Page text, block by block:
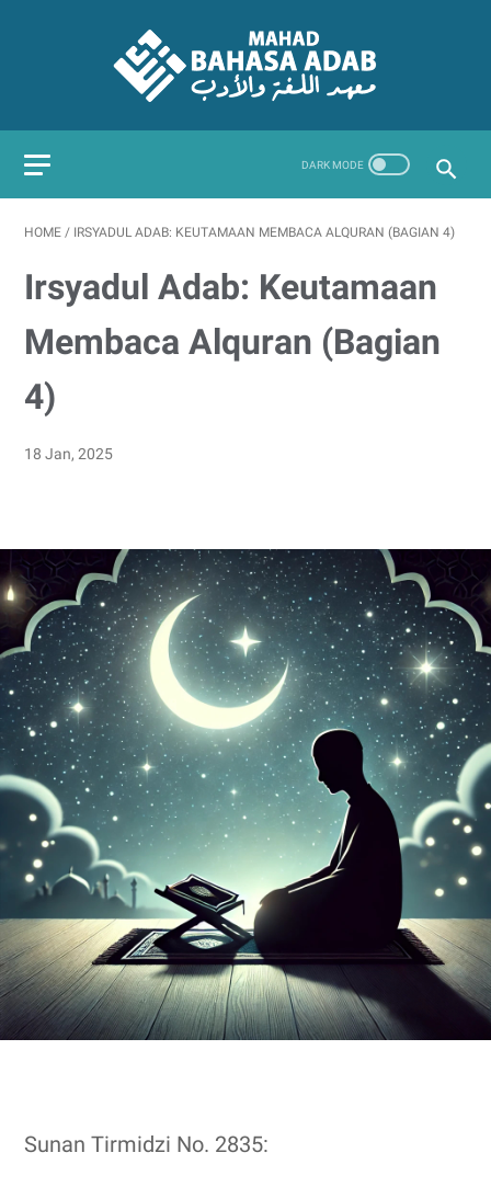
HOME / IRSYADUL ADAB: KEUTAMAAN MEMBACA ALQURAN (BAGIAN 4)
Irsyadul Adab: Keutamaan
Membaca Alquran (Bagian
4)
18 Jan, 2025
Sunan Tirmidzi No. 2835: